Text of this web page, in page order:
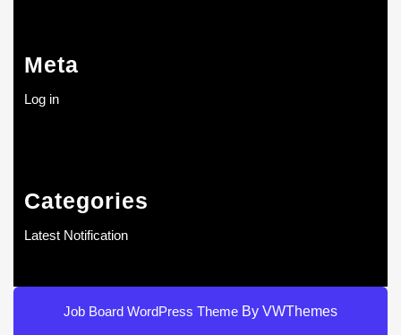
Meta
Log in
Categories
Latest Notification
Job Board WordPress Theme By VWThemes